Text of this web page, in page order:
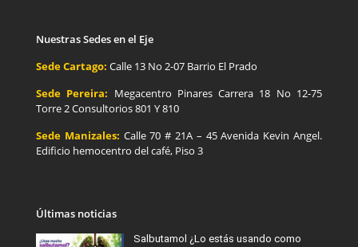
Nuestras Sedes en el Eje
Sede Cartago: Calle 13 No 2-07 Barrio El Prado
Sede Pereira: Megacentro Pinares Carrera 18 No 12-75
Torre 2 Consultorios 801 Y 810
Sede Manizales: Calle 70 # 21A – 45 Avenida Kevin Angel.
Edificio hemocentro del café, Piso 3
Últimas noticias
Salbutamol ¿Lo estás usando como